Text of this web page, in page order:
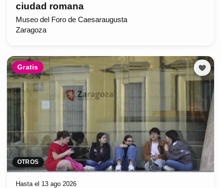
ciudad romana
Museo del Foro de Caesaraugusta
Zaragoza
Gratis
OTROS
Hasta el 13 ago 2026